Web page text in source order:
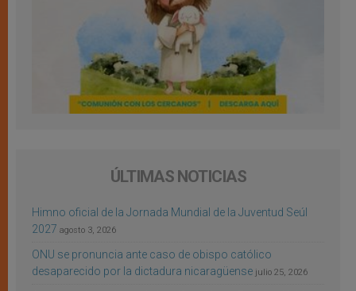
ÚLTIMAS NOTICIAS
Himno oficial de la Jornada Mundial de la Juventud Seúl
2027 agosto 3, 2026
ONU se pronuncia ante caso de obispo católico
desaparecido por la dictadura nicaragüense julio 25, 2026